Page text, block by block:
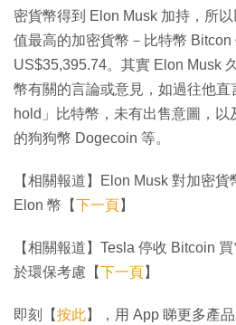
密貨幣得到 Elon Musk 加持，所
值最高的加密貨幣－比特幣 Bitcon
US$35,395.74。其實 Elon Musk
幣有關的言論或意見，如過往他直
hold」比特幣，未有出售意圖，
的狗狗幣 Dogecoin 等。
【相關報道】Elon Musk 對加密
Elon 幣【下一頁】
【相關報道】Tesla 停收 Bitcoin
於環保考慮【下一頁】
即刻【按此】，用 App 睇更多產